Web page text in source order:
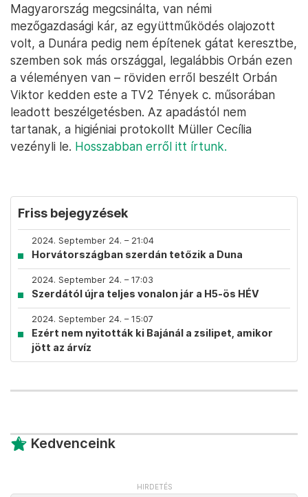
Magyarország megcsinálta, van némi
mezőgazdasági kár, az együttműködés olajozott
volt, a Dunára pedig nem építenek gátat keresztbe,
szemben sok más országgal, legalábbis Orbán ezen
a véleményen van – röviden erről beszélt Orbán
Viktor kedden este a TV2 Tények c. műsorában
leadott beszélgetésben. Az apadástól nem
tartanak, a higiéniai protokollt Müller Cecília
vezényli le. Hosszabban erről itt írtunk.
Friss bejegyzések
2024. September 24. – 21:04
Horvátországban szerdán tetőzik a Duna
2024. September 24. – 17:03
Szerdától újra teljes vonalon jár a H5-ös HÉV
2024. September 24. – 15:07
Ezért nem nyitották ki Bajánál a zsilipet, amikor
jött az árvíz
Kedvenceink